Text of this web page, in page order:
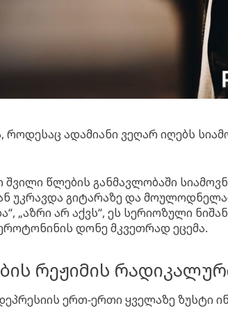
ადამიანი ვეღარ იღებს
შვილი წლების განმავლობაში
ან უკრავდა გიტარაზე და
„აზრი არ აქვს“, ეს სერიოზული
დონე მკვეთრად ეცემა.
რეჟიმის
ერთ-ერთი ყველაზე ზუსტი